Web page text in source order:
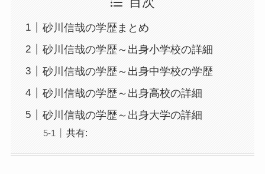
砂川信哉の学歴まとめ
砂川信哉の学歴～出身小学校の詳細
砂川信哉の学歴～出身中学校の学歴
砂川信哉の学歴～出身高校の詳細
砂川信哉の学歴～出身大学の詳細
共有: